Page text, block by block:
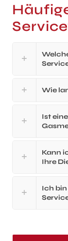
Wie
Ist
Kann
Ihre
Ich